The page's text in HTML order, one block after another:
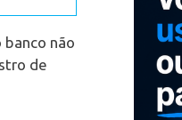
não
de